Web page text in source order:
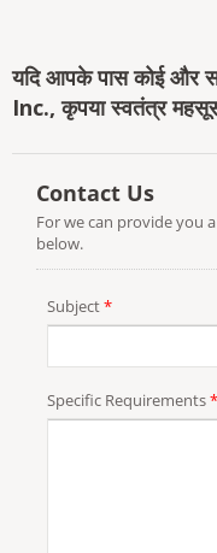
यदि आपके पास कोई और
Inc., कृपया स्वतंत्र